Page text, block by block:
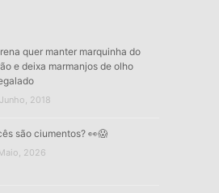
quer manter marquinha do
e deixa marmanjos de olho
2018
são ciumentos? 👀😱
2026